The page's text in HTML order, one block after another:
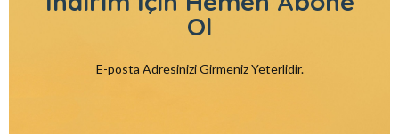
Ol
E-posta Adresinizi Girmeniz Yeterlidir.